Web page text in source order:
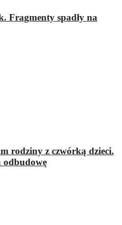
Fragmenty spadły na
rodziny z czwórką dzieci.
odbudowę